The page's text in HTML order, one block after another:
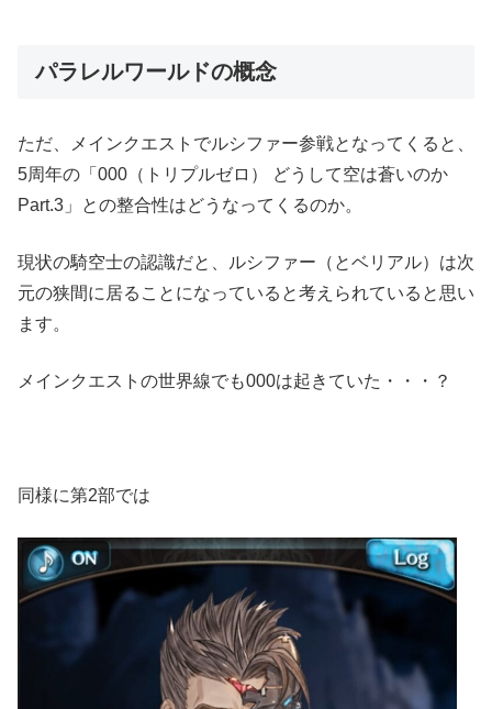
パラレルワールドの概念
ただ、メインクエストでルシファー参戦となってくると、
5周年の「000（トリプルゼロ） どうして空は蒼いのか
Part.3」との整合性はどうなってくるのか。
現状の騎空士の認識だと、ルシファー（とベリアル）は次
元の狭間に居ることになっていると考えられていると思い
ます。
メインクエストの世界線でも000は起きていた・・・？
同様に第2部では